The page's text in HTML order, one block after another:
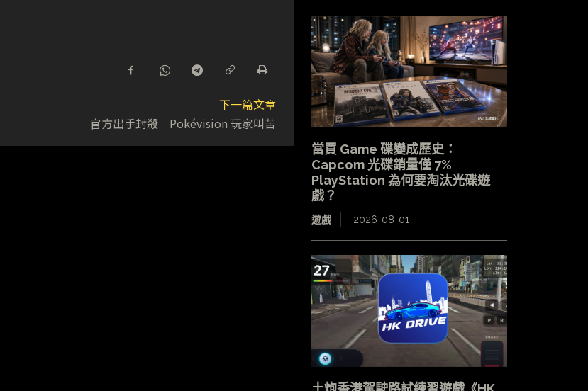
下一篇文章
官方出手封殺 Pokévision 玩家叫苦
當買 Game 碟變成歷史：
Capcom 光碟銷量僅 7%
PlayStation 為何要淘汰光碟遊
戲？
遊戲 2026-08-01